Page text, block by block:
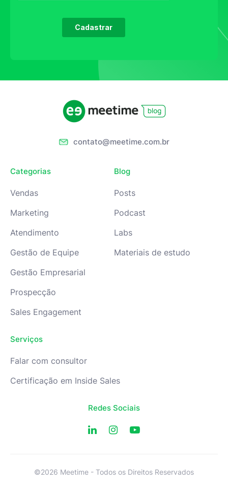
contato@meetime.com.br
Categorias
Vendas
Marketing
Atendimento
Gestão de Equipe
Gestão Empresarial
Prospecção
Sales Engagement
Blog
Posts
Podcast
Labs
Materiais de estudo
Serviços
Falar com consultor
Certificação em Inside Sales
Redes Sociais
©2026 Meetime - Todos os Direitos Reservados